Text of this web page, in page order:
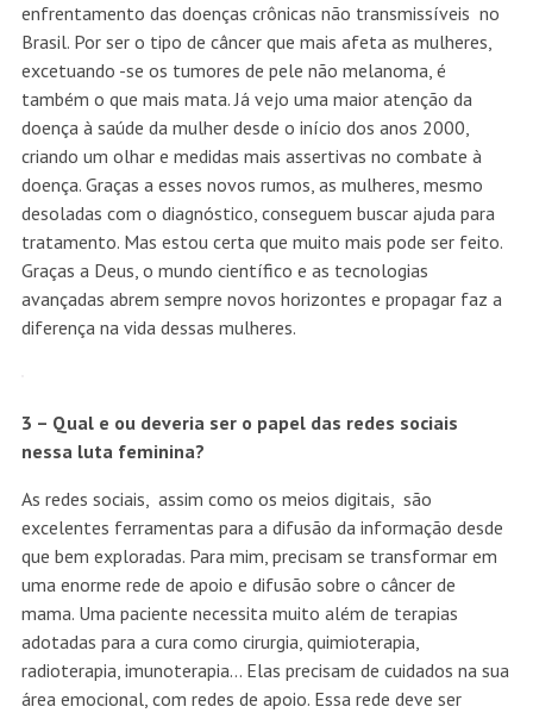
enfrentamento das doenças crônicas não transmissíveis no
Brasil. Por ser o tipo de câncer que mais afeta as mulheres,
excetuando -se os tumores de pele não melanoma, é
também o que mais mata. Já vejo uma maior atenção da
doença à saúde da mulher desde o início dos anos 2000,
criando um olhar e medidas mais assertivas no combate à
doença. Graças a esses novos rumos, as mulheres, mesmo
desoladas com o diagnóstico, conseguem buscar ajuda para
tratamento. Mas estou certa que muito mais pode ser feito.
Graças a Deus, o mundo científico e as tecnologias
avançadas abrem sempre novos horizontes e propagar faz a
diferença na vida dessas mulheres.
3 – Qual e ou deveria ser o papel das redes sociais
nessa luta feminina?
As redes sociais, assim como os meios digitais, são
excelentes ferramentas para a difusão da informação desde
que bem exploradas. Para mim, precisam se transformar em
uma enorme rede de apoio e difusão sobre o câncer de
mama. Uma paciente necessita muito além de terapias
adotadas para a cura como cirurgia, quimioterapia,
radioterapia, imunoterapia… Elas precisam de cuidados na sua
área emocional, com redes de apoio. Essa rede deve ser